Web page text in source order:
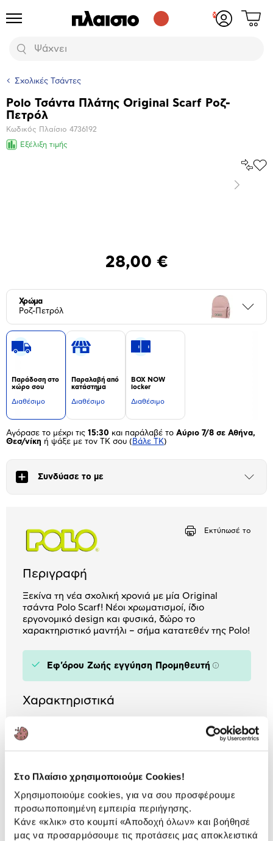
Στο Πλαίσιο χρησιμοποιούμε Cookies!
Χρησιμοποιούμε cookies, για να σου προσφέρουμε
προσωποποιημένη εμπειρία περιήγησης.
Κάνε «κλικ» στο κουμπί «Αποδοχή όλων» και βοήθησέ
μας να προσαρμόσουμε τις προτάσεις μας αποκλειστικά
Προϊόντα
Αναζήτηση
Δες
Σχολικές Τσάντες
Βασικά
χαρακτηριστικά
Polo Τσάντα Πλάτης Original Scarf Ροζ-
Πετρόλ
Κωδικός Πλαίσιο 4736192
Εξέλιξη τιμής
Επόμενο
28,00 €
Χρώμα
Ροζ-Πετρόλ
Παράδοση στο
χώρο σου
Διαθέσιμο
Παραλαβή από
κατάστημα
Διαθέσιμο
BOX NOW
locker
Διαθέσιμο
Αγόρασε το μέχρι τις 15:30 και παράλαβέ το Αύριο 7/8 σε Αθήνα,
Θεσ/νίκη ή ψάξε με τον ΤΚ σου ( Βάλε ΤΚ)
Συνδύασε το με
Άνοιξε
Εκτύπωσέ το
Περιγραφή
Ξεκίνα τη νέα σχολική χρονιά με μία Original
τσάντα Polo Scarf! Νέοι χρωματισμοί, ίδιο
εργονομικό design και φυσικά, δώρο το
χαρακτηριστικό μαντήλι – σήμα κατατεθέν της Polo!
Εφ'όρου Ζωής εγγύηση Προμηθευτή
Χαρακτηριστικά
2
Ανθεκτικότητα στο
Ναι
Αναλυτική
παρουσίαση
Αναλυτική παρουσίαση